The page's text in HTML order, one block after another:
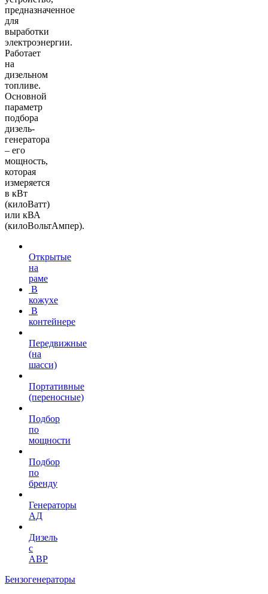
предназначенное
для
выработки
электроэнергии.
Работает
на
дизельном
топливе.
Основной
параметр
подбора
дизель-
генератора
– его
мощность,
которая
измеряется
в кВт
(килоВатт)
или кВА
(килоВольтАмпер).
Открытые
на
раме
В
кожухе
В
контейнере
Передвижные
(на
шасси)
Портативные
(переносные)
Подбор
по
мощности
Подбор
по
бренду
Генераторы
АД
Дизель
с
АВР
Бензогенераторы